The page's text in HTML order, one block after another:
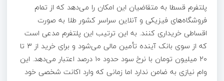
پلتفرم قسطا به متقاضیان این امکان را می‌دهد که از تمام
فروشگاه‌های فیزیکی و آنلاین سراسر کشور طلا به صورت
اقساطی خریداری کنند. به این ترتیب این پلتفرم مدعی است
که از سوی بانک آینده تأمین مالی می‌شود و برای خرید از ۳ تا
۲۰ میلیون تومان با نرخ سود حدود ۱۰ درصد اعتبار می‌دهد. این
وام نیازی به ضامن ندارد اما زمانی که وارد اکانت شخصی خود